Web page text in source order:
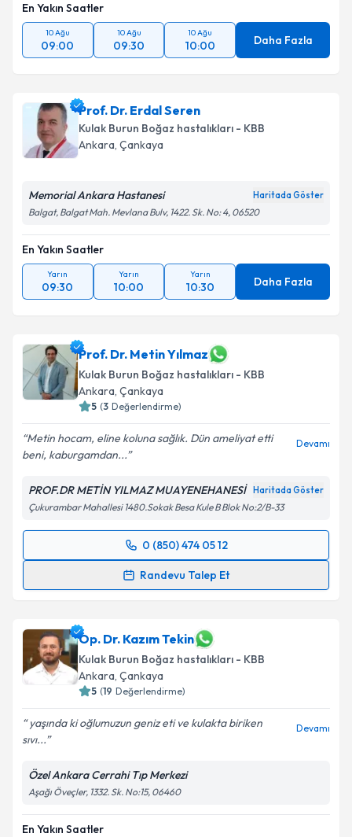
En Yakın Saatler
10 Ağu
09:00
10 Ağu
09:30
10 Ağu
10:00 Daha Fazla
Prof. Dr. Erdal Seren
Kulak Burun Boğaz hastalıkları - KBB
Ankara, Çankaya
Memorial Ankara Hastanesi Haritada Göster
Balgat, Balgat Mah. Mevlana Bulv, 1422. Sk. No: 4, 06520
En Yakın Saatler
Yarın
09:30
Yarın
10:00
Yarın
10:30 Daha Fazla
Prof. Dr. Metin Yılmaz
Kulak Burun Boğaz hastalıkları - KBB
Ankara, Çankaya
5 (3 Değerlendirme)
Metin hocam, eline koluna sağlık. Dün ameliyat etti
beni, kaburgamdan...
Devamı
PROF.DR METİN YILMAZ MUAYENEHANESİ Haritada Göster
Çukurambar Mahallesi 1480.Sokak Besa Kule B Blok No:2/B-33
0 (850) 474 05 12
Randevu Talep Et
Randevu Takvimi Talebi
takvim hazırlandığında e-posta ile bilgilendireceğiz.
E-posta Adresiniz
kapsamda işlenmesini kabul ediyorum.
Op. Dr. Kazım Tekin
Kulak Burun Boğaz hastalıkları - KBB
Ankara, Çankaya
5 (19 Değerlendirme)
yaşında ki oğlumuzun geniz eti ve kulakta biriken
sıvı...
Devamı
Özel Ankara Cerrahi Tıp Merkezi
Aşağı Öveçler, 1332. Sk. No:15, 06460
En Yakın Saatler